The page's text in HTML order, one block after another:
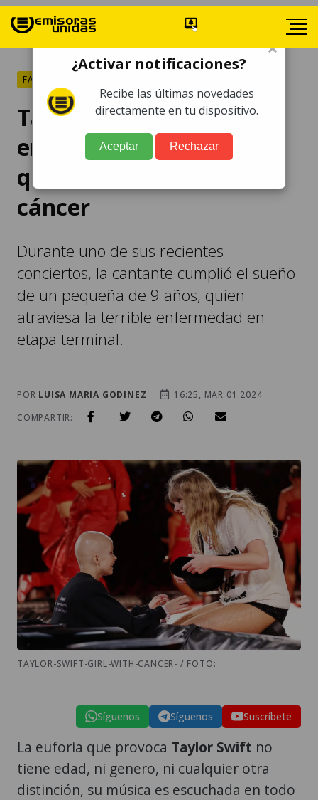
FARÁNDULA
Taylor Swift tiene
emotivo gesto con niña
que batalla contra el
cáncer
Durante uno de sus recientes
conciertos, la cantante cumplió el sueño
de un pequeña de 9 años, quien
atraviesa la terrible enfermedad en
etapa terminal.
POR LUISA MARIA GODINEZ
16:25, MAR 01 2024
COMPARTIR:
TAYLOR-SWIFT-GIRL-WITH-CANCER- / FOTO:
Síguenos Síguenos Suscríbete
La euforia que provoca Taylor Swift no
tiene edad, ni genero, ni cualquier otra
distinción, su música es escuchada en todo
×
¿Activar notificaciones?
Recibe las últimas novedades
directamente en tu dispositivo.
Aceptar Rechazar